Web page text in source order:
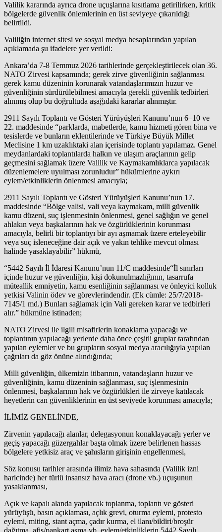
Valilik kararında ayrıca drone uçuşlarına kısıtlama getirilirken, kritik
bölgelerde güvenlik önlemlerinin en üst seviyeye çıkarıldığı
belirtildi.
Valiliğin internet sitesi ve sosyal medya hesaplarından yapılan
açıklamada şu ifadelere yer verildi:
Ankara’da 7-8 Temmuz 2026 tarihlerinde gerçekleştirilecek olan 36.
NATO Zirvesi kapsamında; gerek zirve güvenliğinin sağlanması
gerek kamu düzeninin korunarak vatandaşlarımızın huzur ve
güvenliğinin sürdürülebilmesi amacıyla gerekli güvenlik tedbirleri
alınmış olup bu doğrultuda aşağıdaki kararlar alınmıştır.
2911 Sayılı Toplantı ve Gösteri Yürüyüşleri Kanunu’nun 6–10 ve
22. maddesinde “parklarda, mabetlerde, kamu hizmeti gören bina ve
tesislerde ve bunların eklentilerinde ve Türkiye Büyük Millet
Meclisine 1 km uzaklıktaki alan içerisinde toplantı yapılamaz. Genel
meydanlardaki toplantılarda halkın ve ulaşım araçlarının gelip
geçmesini sağlamak üzere Valilik ve Kaymakamlıklarca yapılacak
düzenlemelere uyulması zorunludur” hükümlerine aykırı
eylem/etkinliklerin önlenmesi amacıyla;
2911 Sayılı Toplantı ve Gösteri Yürüyüşleri Kanunu’nun 17.
maddesinde “Bölge valisi, vali veya kaymakam, milli güvenlik
kamu düzeni, suç işlenmesinin önlenmesi, genel sağlığın ve genel
ahlakın veya başkalarının hak ve özgürlüklerinin korunması
amacıyla, belirli bir toplantıyı bir ayı aşmamak üzere erteleyebilir
veya suç isleneceğine dair açık ve yakın tehlike mevcut olması
halinde yasaklayabilir” hükmü,
“5442 Sayılı İl İdaresi Kanunu’nun 11/C maddesinde“İl sınırları
içinde huzur ve güvenliğin, kişi dokunulmazlığının, tasarrufa
müteallik emniyetin, kamu esenliğinin sağlanması ve önleyici kolluk
yetkisi Valinin ödev ve görevlerindendir. (Ek cümle: 25/7/2018-
7145/1 md.) Bunları sağlamak için Vali gereken karar ve tedbirleri
alır.” hükmüne istinaden;
NATO Zirvesi ile ilgili misafirlerin konaklama yapacağı ve
toplantının yapılacağı yerlerde daha önce çeşitli gruplar tarafından
yapılan eylemler ve bu grupların sosyal medya aracılığıyla yapılan
çağrıları da göz önüne alındığında;
Milli güvenliğin, ülkemizin itibarının, vatandaşların huzur ve
güvenliğinin, kamu düzeninin sağlanması, suç işlenmesinin
önlenmesi, başkalarının hak ve özgürlükleri ile zirveye katılacak
heyetlerin can güvenliklerinin en üst seviyede korunması amacıyla;
İLİMİZ GENELİNDE,
Zirvenin yapılacağı alanlar, delegasyonun konaklayacağı yerler ve
geçiş yapacağı güzergahlar başta olmak üzere belirlenen hassas
bölgelere yetkisiz araç ve şahısların girişinin engellenmesi,
Söz konusu tarihler arasında ilimiz hava sahasında (Valilik izni
haricinde) her türlü insansız hava aracı (drone vb.) uçuşunun
yasaklanması,
Açık ve kapalı alanda yapılacak toplanma, toplantı ve gösteri
yürüyüşü, basın açıklaması, açlık grevi, oturma eylemi, protesto
eylemi, miting, stant açma, çadır kurma, el ilanı/bildiri/broşür
dağıtma, afiş/pankart asma vb. eylem/etkinliklerin 5442 Sayılı